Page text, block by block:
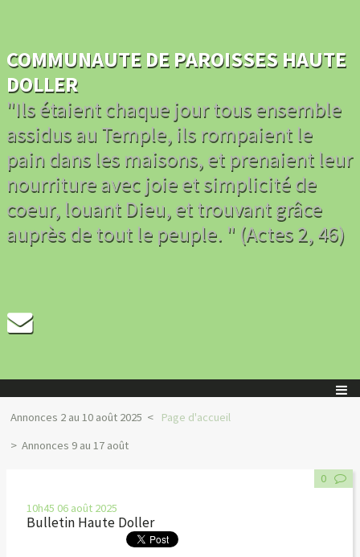
COMMUNAUTE DE PAROISSES HAUTE
DOLLER
"Ils étaient chaque jour tous ensemble
assidus au Temple, ils rompaient le
pain dans les maisons, et prenaient leur
nourriture avec joie et simplicité de
coeur, louant Dieu, et trouvant grâce
auprès de tout le peuple. " (Actes 2, 46)
Annonces 2 au 10 août 2025
Page d'accueil
Annonces 9 au 17 août
10h45 06 août 2025
Bulletin Haute Doller
0